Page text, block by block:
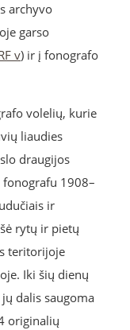
archyvo
garso
v) ir į fonografo
volelių, kurie
liaudies
draugijos
fonografu 1908–
ir
rytų ir pietų
teritorijoje
Iki šių dienų
dalis saugoma
originalių